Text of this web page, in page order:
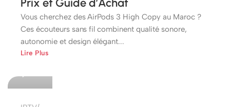
Vous cherchez des AirPods 3 High Copy au Maroc ?
Ces écouteurs sans fil combinent qualité sonore,
autonomie et design élégant...
Lire Plus